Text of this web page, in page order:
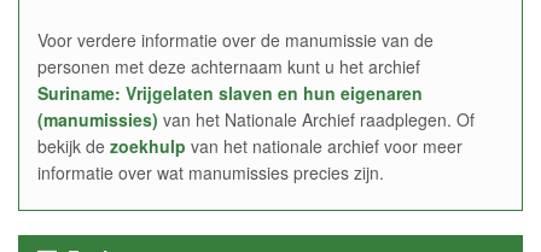
Voor verdere informatie over de manumissie van de
personen met deze achternaam kunt u het archief
Suriname: Vrijgelaten slaven en hun eigenaren
(manumissies) van het Nationale Archief raadplegen. Of
bekijk de zoekhulp van het nationale archief voor meer
informatie over wat manumissies precies zijn.